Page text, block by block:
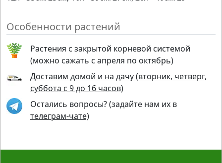
Особенности растений
Растения с закрытой корневой системой
(можно сажать с апреля по октябрь)
Доставим домой и на дачу (вторник, четверг,
суббота с 9 до 16 часов)
Остались вопросы? (задайте нам их в
телеграм-чате)